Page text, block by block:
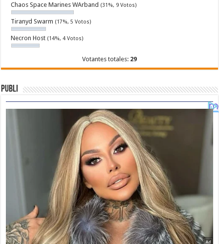
Chaos Space Marines WArband (31%, 9 Votos)
Tiranyd Swarm (17%, 5 Votos)
Necron Host (14%, 4 Votos)
Votantes totales: 29
Publi